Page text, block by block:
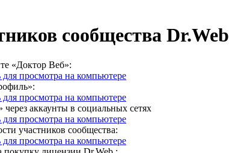
сообщества Dr.Web
«Доктор Веб»:
для просмотра на компьютере
для просмотра на компьютере
аккаунты в социальных сетях
для просмотра на компьютере
участников сообщества:
для просмотра на компьютере